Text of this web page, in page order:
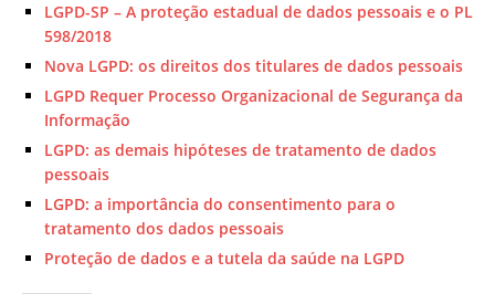
LGPD-SP – A proteção estadual de dados pessoais e o PL
598/2018
Nova LGPD: os direitos dos titulares de dados pessoais
LGPD Requer Processo Organizacional de Segurança da
Informação
LGPD: as demais hipóteses de tratamento de dados
pessoais
LGPD: a importância do consentimento para o
tratamento dos dados pessoais
Proteção de dados e a tutela da saúde na LGPD